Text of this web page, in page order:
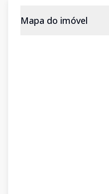
Mapa do imóvel